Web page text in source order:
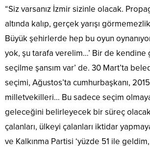
“Siz varsanız İzmir sizinle olacak.
altında kalıp, gerçek yarışı
Büyük şehirlerde hep bu oyun
yok, şu tarafa verelim…’ Bir de kendine
seçilme şansım var’ de. 30 Mart’ta
seçimi, Ağustos’ta cumhurbaşkanı,
milletvekilleri… Bu sadece seçim
geleceğini belirleyecek bir süreç
çalanları, ülkeyi çalanları iktidar
ve Kalkınma Partisi ‘yüzde 51 ile